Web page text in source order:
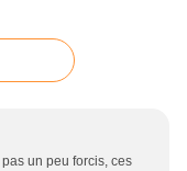
un peu forcis, ces